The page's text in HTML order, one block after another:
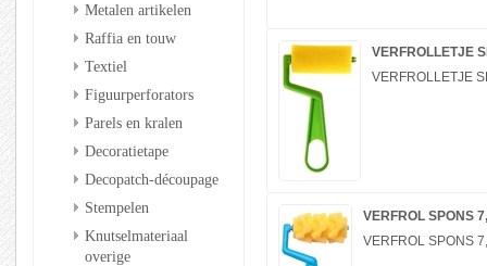
Metalen artikelen
Raffia en touw
Textiel
Figuurperforators
Parels en kralen
Decoratietape
Decopatch-découpage
Stempelen
Knutselmateriaal
overige
VERFROLLETJE
VERFROLLETJE
VERFROL SPONS
VERFROL SPONS